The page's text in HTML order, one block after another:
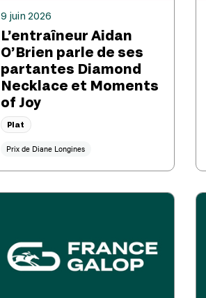
9 juin 2026
L’entraîneur Aidan
O’Brien parle de ses
partantes Diamond
Necklace et Moments
of Joy
Plat
Prix de Diane Longines